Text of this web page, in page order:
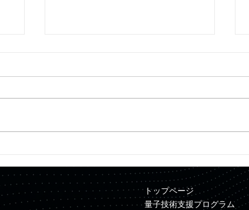
と三井金属が資本業務提携を
締結
トップページ
量子技術支援プログラム